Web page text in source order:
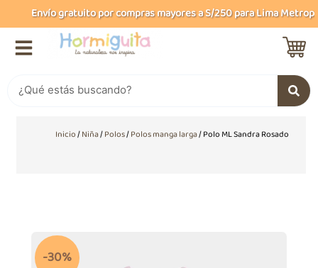
al
contenido
Envío gratuito por compras mayores a S/250 para Lima
Inicio/Niña/Polos/Polos manga larga/ Polo ML Sandra Rosado
-30%